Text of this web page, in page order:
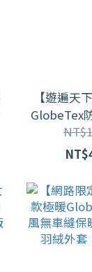
【遊遍天
GlobeTex
羽絨外套